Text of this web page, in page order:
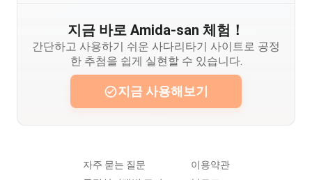
지금 바로 Amida-san 체험！
간단하고 사용하기 쉬운 사다리타기 사이트로 공정
한 추첨을 쉽게 실현할 수 있습니다.
지금 사용해보기
자주 묻는 질문
이용약관